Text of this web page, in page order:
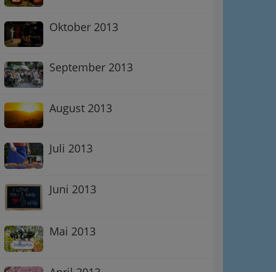
Oktober 2013
September 2013
August 2013
Juli 2013
Juni 2013
Mai 2013